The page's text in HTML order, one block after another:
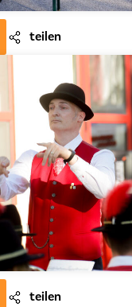
teilen
teilen